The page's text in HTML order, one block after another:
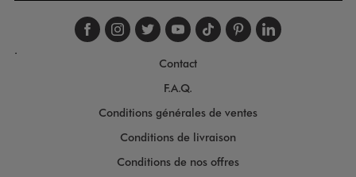
Suivez-nous sur
Suivez-nous sur
Suivez-nous sur
Suivez-nous
Suivez-nous
Suivez-
.
Contact
F.A.Q.
Conditions générales de ventes
Conditions de livraison
Conditions de nos offres